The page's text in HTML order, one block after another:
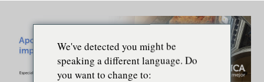
We've detected you might be
speaking a different language. Do
you want to change to: